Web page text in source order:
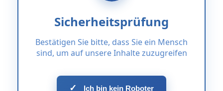
Sicherheitsprüfung
Bestätigen Sie bitte, dass Sie ein Mensch
sind, um auf unsere Inhalte zuzugreifen
✓ Ich bin kein Roboter